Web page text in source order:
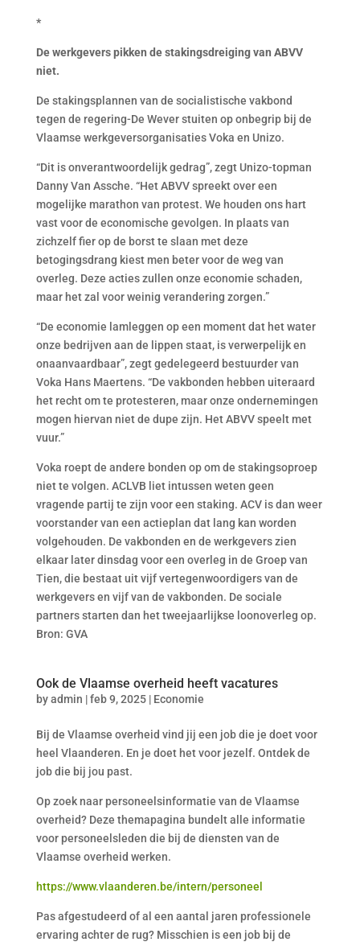
*
De werkgevers pikken de stakingsdreiging van ABVV
niet.
De stakingsplannen van de socialistische vakbond
tegen de regering-De Wever stuiten op onbegrip bij de
Vlaamse werkgeversorganisaties Voka en Unizo.
“Dit is onverantwoordelijk gedrag”, zegt Unizo-topman
Danny Van Assche. “Het ABVV spreekt over een
mogelijke marathon van protest. We houden ons hart
vast voor de economische gevolgen. In plaats van
zichzelf fier op de borst te slaan met deze
betogingsdrang kiest men beter voor de weg van
overleg. Deze acties zullen onze economie schaden,
maar het zal voor weinig verandering zorgen.”
“De economie lamleggen op een moment dat het water
onze bedrijven aan de lippen staat, is verwerpelijk en
onaanvaardbaar”, zegt gedelegeerd bestuurder van
Voka Hans Maertens. “De vakbonden hebben uiteraard
het recht om te protesteren, maar onze ondernemingen
mogen hiervan niet de dupe zijn. Het ABVV speelt met
vuur.”
Voka roept de andere bonden op om de stakingsoproep
niet te volgen. ACLVB liet intussen weten geen
vragende partij te zijn voor een staking. ACV is dan weer
voorstander van een actieplan dat lang kan worden
volgehouden. De vakbonden en de werkgevers zien
elkaar later dinsdag voor een overleg in de Groep van
Tien, die bestaat uit vijf vertegenwoordigers van de
werkgevers en vijf van de vakbonden. De sociale
partners starten dan het tweejaarlijkse loonoverleg op.
Bron: GVA
Ook de Vlaamse overheid heeft vacatures
byadmin |feb 9, 2025| Economie
Bij de Vlaamse overheid vind jij een job die je doet voor
heel Vlaanderen. En je doet het voor jezelf. Ontdek de
job die bij jou past.
Op zoek naar personeelsinformatie van de Vlaamse
overheid? Deze themapagina bundelt alle informatie
voor personeelsleden die bij de diensten van de
Vlaamse overheid werken.
https://www.vlaanderen.be/intern/personeel
Pas afgestudeerd of al een aantal jaren professionele
ervaring achter de rug? Misschien is een job bij de